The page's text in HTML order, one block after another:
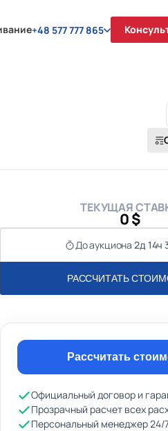
+48 577 777 865
2/12
ТЕКУЩАЯ
0 $
До аукциона2д 14ч
РАССЧИТАТЬ
Рассчитать
Официальный договор и
Прозрачный расчет всех
Персональный менеджер 24/